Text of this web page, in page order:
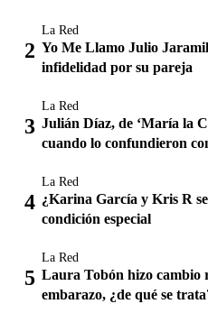
La Red
Yo Me Llamo Julio
infidelidad por su pareja
La Red
Julián Díaz, de ‘María la
cuando lo confundieron
La Red
¿Karina García y Kris R
condición especial
La Red
Laura Tobón hizo cambio
embarazo, ¿de qué se